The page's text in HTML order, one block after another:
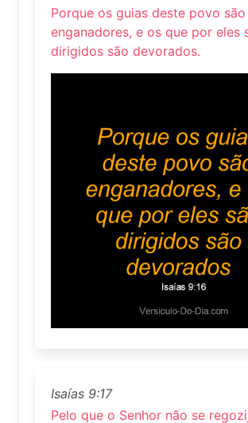
Porque os guias deste povo são
enganadores, e os que por eles
dirigidos são devorados.
Isaías 9:17
Pelo que o Senhor não se